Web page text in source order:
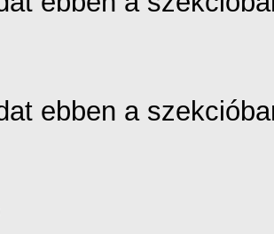
ebben a